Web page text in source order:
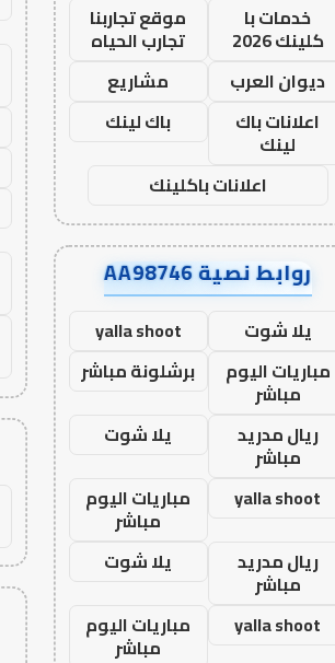
خدمات با
كلينك 2026
موقع تجاربنا
تجارب الحياه
ديوان العرب
مشاريع
اعلانات باك
لينك
باك لينك
اعلانات باكلينك
روابط نصية AA98746
يلا شوت
yalla shoot
مباريات اليوم
مباشر
برشلونة مباشر
ريال مدريد
مباشر
يلا شوت
yalla shoot
مباريات اليوم
مباشر
ريال مدريد
مباشر
يلا شوت
yalla shoot
مباريات اليوم
مباشر